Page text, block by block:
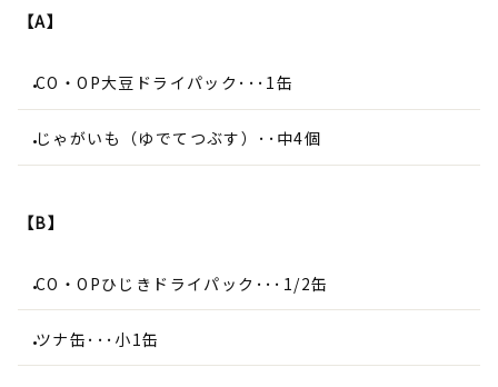
【A】
CO・OP大豆ドライパック･･･1缶
じゃがいも（ゆでてつぶす）･･中4個
【B】
CO・OPひじきドライパック･･･1/2缶
ツナ缶･･･小1缶